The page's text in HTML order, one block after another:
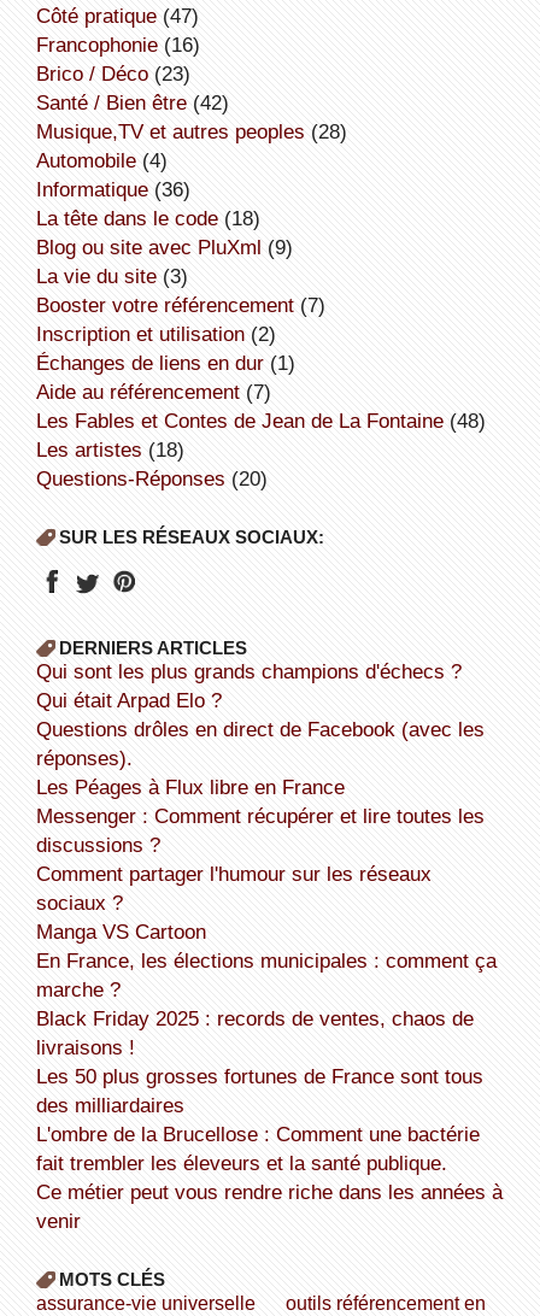
côté pratique(47)
Francophonie(16)
Brico / Déco(23)
Santé / Bien être(42)
Musique,TV et autres peoples (28)
Automobile(4)
informatique(36)
la tête dans le code(18)
Blog ou site avec PluXml (9)
la vie du site(3)
booster votre référencement(7)
inscription et utilisation(2)
échanges de liens en dur(1)
aide au référencement(7)
Les Fables et Contes de Jean de La Fontaine(48)
Les artistes (18)
Questions-Réponses (20)
SUR LES RÉSEAUX SOCIAUX:
DERNIERS ARTICLES
Qui sont les plus grands champions d'échecs ?
Qui était Arpad Elo ?
Questions drôles en direct de Facebook (avec les
réponses).
Les Péages à Flux libre en France
Messenger : Comment récupérer et lire toutes les
discussions ?
Comment partager l'humour sur les réseaux
sociaux ?
Manga VS Cartoon
En France, les élections municipales : comment ça
marche ?
Black Friday 2025 : records de ventes, chaos de
livraisons !
Les 50 plus grosses fortunes de France sont tous
des milliardaires
L'ombre de la Brucellose : Comment une bactérie
fait trembler les éleveurs et la santé publique.
Ce métier peut vous rendre riche dans les années à
venir
MOTS CLÉS
assurance-vie universelle
outils référencement en